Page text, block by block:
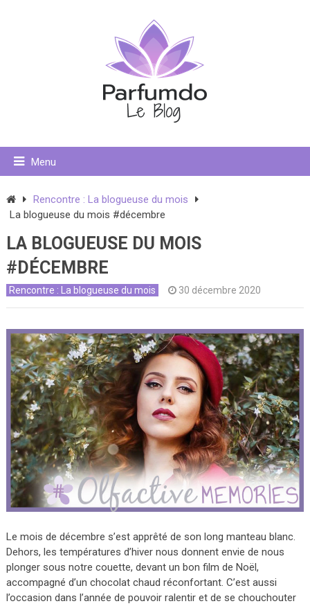
Menu
Rencontre : La blogueuse du mois
La blogueuse du mois #décembre
LA BLOGUEUSE DU MOIS
#DÉCEMBRE
Rencontre : La blogueuse du mois 30 décembre 2020
Le mois de décembre s’est apprêté de son long manteau blanc.
Dehors, les températures d’hiver nous donnent envie de nous
plonger sous notre couette, devant un bon film de Noël,
accompagné d’un chocolat chaud réconfortant. C’est aussi
l’occasion dans l’année de pouvoir ralentir et de se chouchouter